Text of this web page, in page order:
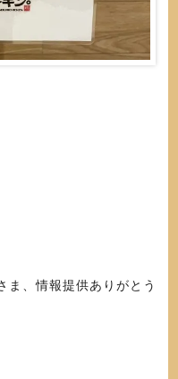
、情報提供ありがとう